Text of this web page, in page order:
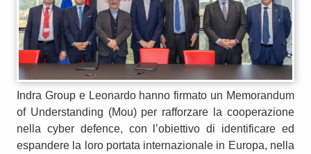
Indra Group e Leonardo hanno firmato un Memorandum
of Understanding (Mou) per rafforzare la cooperazione
nella cyber defence, con l’obiettivo di identificare ed
espandere la loro portata internazionale in Europa, nella